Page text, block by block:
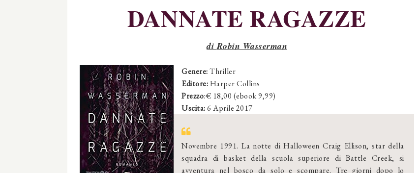
DANNATE RAGAZZE
diRobin Wasserman
Genere:Thriller
Editore:Harper Collins
Prezzo:€ 18,00 (ebook 9,99)
Uscita:6 Aprile 2017
Novembre 1991. La notte di Halloween Craig Ellison, star della
squadra di basket della scuola superiore di Battle Creek, si
avventura nel bosco da solo e scompare. Tre giorni dopo lo